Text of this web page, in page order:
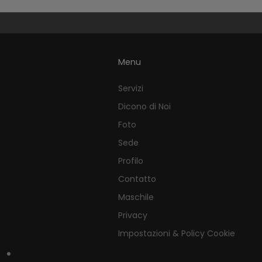
Menu
Servizi
Dicono di Noi
Foto
Sede
Profilo
Contatto
Maschile
Privacy
Impostazioni & Policy Cookie